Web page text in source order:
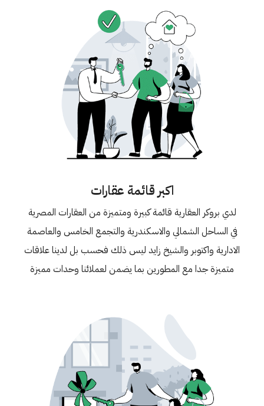
اكبر قائمة عقارات
لدي بروكر العقارية قائمة كبيرة ومتميزة من العقارات المصرية
في الساحل الشمالي والاسكندرية والتجمع الخامس والعاصمة
الادارية واكتوبر والشيخ زايد ليس ذلك فحسب بل لدينا علاقات
متميزة جدا مع المطورين بما يضمن لعملائنا وحدات مميزة